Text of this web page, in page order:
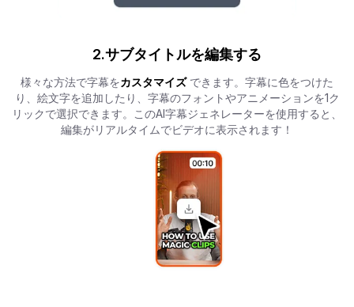
2.サブタイトルを編集する
様々な方法で字幕をカスタマイズ できます。字幕に色をつけた
り、絵文字を追加したり、字幕のフォントやアニメーションを1ク
リックで選択できます。このAI字幕ジェネレーターを使用すると、
編集がリアルタイムでビデオに表示されます！